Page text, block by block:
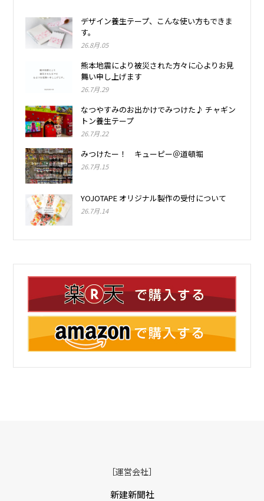
デザイン養生テープ、こんな使い方もできま
す。
26.8月.05
熊本地震により被災された方々に心よりお見
舞い申し上げます
26.7月.29
なつやすみのお出かけでみつけた♪ チャギン
トン養生テープ
26.7月.22
みつけたー！ キューピー＠道頓堀
26.7月.15
YOJOTAPE オリジナル製作の受付について
26.7月.14
［運営会社］
新建新聞社